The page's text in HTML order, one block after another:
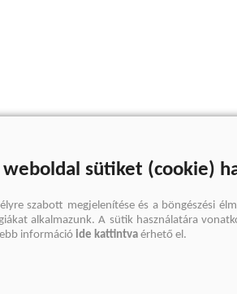
weboldal sütiket (cookie)
szabott megjelenítése és a böngészési
alkalmazunk. A sütik használatára
információ ide kattintva érhető el.